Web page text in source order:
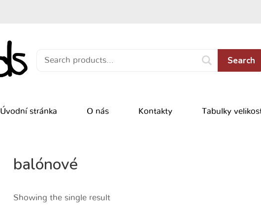
Search
Úvodní stránka O nás Kontakty Tabulky
balónové
Showing the single result